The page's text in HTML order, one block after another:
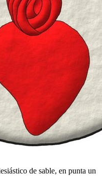
de sable, en punta un